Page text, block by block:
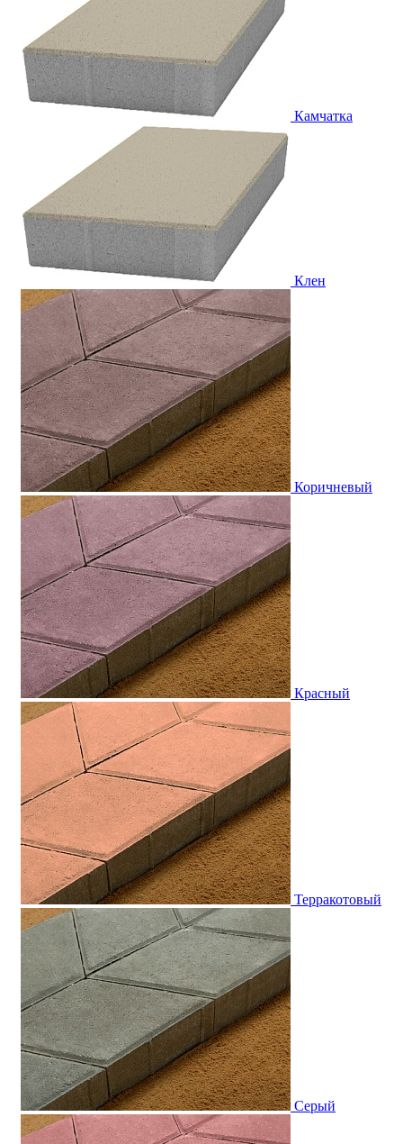
Камчатка
Клен
Коричневый
Красный
Терракотовый
Серый